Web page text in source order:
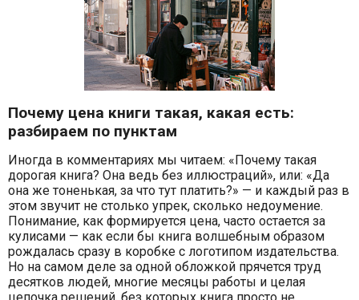
Почему цена книги такая, какая есть:
разбираем по пунктам
Иногда в комментариях мы читаем: «Почему такая
дорогая книга? Она ведь без иллюстраций», или: «Да
она же тоненькая, за что тут платить?» — и каждый раз в
этом звучит не столько упрек, сколько недоумение.
Понимание, как формируется цена, часто остается за
кулисами — как если бы книга волшебным образом
рождалась сразу в коробке с логотипом издательства.
Но на самом деле за одной обложкой прячется труд
десятков людей, многие месяцы работы и целая